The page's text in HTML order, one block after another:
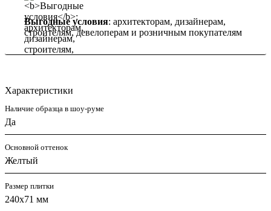
Выгодные условия: архитекторам, дизайнерам,
строителям, девелоперам и розничным покупателям
Характеристики
Наличие образца в шоу-руме
Да
Основной оттенок
Желтый
Размер плитки
240x71 мм